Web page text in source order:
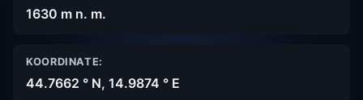
1630 m n. m.
KOORDINATE:
44.7662 ° N, 14.9874 ° E